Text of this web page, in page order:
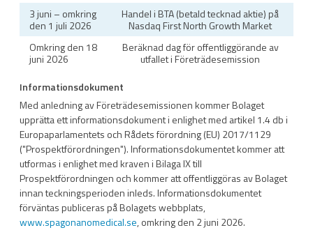
3 juni – omkring
den 1 juli 2026
Handel i BTA (betald tecknad aktie) på
Nasdaq First North Growth Market
Omkring den 18
juni 2026
Beräknad dag för offentliggörande av
utfallet i Företrädesemission
Informationsdokument
Med anledning av Företrädesemissionen kommer Bolaget
upprätta ett informationsdokument i enlighet med artikel 1.4 db i
Europaparlamentets och Rådets förordning (EU) 2017/1129
("Prospektförordningen"). Informationsdokumentet kommer att
utformas i enlighet med kraven i Bilaga IX till
Prospektförordningen och kommer att offentliggöras av Bolaget
innan teckningsperioden inleds. Informationsdokumentet
förväntas publiceras på Bolagets webbplats,
www.spagonanomedical.se, omkring den 2 juni 2026.